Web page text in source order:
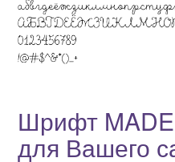
Шрифт
для Вашего